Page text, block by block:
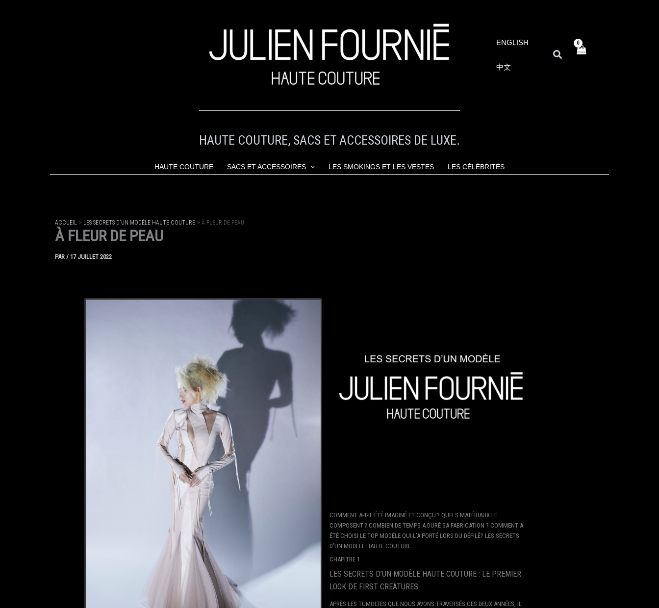
ENGLISH
中文
RECHERCHER
HAUTE COUTURE, SACS ET ACCESSOIRES DE LUXE.
HAUTE COUTURE SACS ET ACCESSOIRES LES SMOKINGS ET LES VESTES LES CÉLÉBRITÉS
ACCUEIL LES SECRETS D'UN MODÈLE HAUTE COUTURE À FLEUR DE PEAU
À FLEUR DE PEAU
PAR / 17 JUILLET 2022
COMMENT A-T-IL ÉTÉ IMAGINÉ ET CONÇU ? QUELS MATÉRIAUX LE
COMPOSENT ? COMBIEN DE TEMPS A DURÉ SA FABRICATION ? COMMENT A
ÉTÉ CHOISI LE TOP MODÈLE QUI L’A PORTÉ LORS DU DÉFILÉ? LES SECRETS
D’UN MODELE HAUTE COUTURE.
CHAPITRE 1
LES SECRETS D’UN MODÈLE HAUTE COUTURE : LE PREMIER
LOOK DE FIRST CREATURES
APRÈS LES TUMULTES QUE NOUS AVONS TRAVERSÉS CES DEUX ANNÉES, IL